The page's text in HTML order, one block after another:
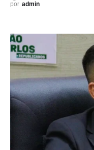
por admin